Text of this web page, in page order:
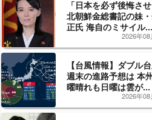
「日本を必ず後悔させ
北朝鮮金総書記の妹
正氏 海自のミサイル...
2026年08
【台風情報】ダブル
週末の進路予想は 本
曜晴れも日曜は雲が...
2026年08